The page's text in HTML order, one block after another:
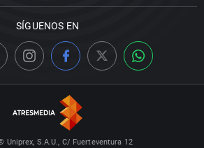
SÍGUENOS EN
Uniprex, S.A.U., C/ Fuerteventura 12